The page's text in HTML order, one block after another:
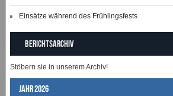
Einsätze während des Frühlingsfests
Berichtsarchiv
Stöbern sie in unserem Archiv!
Jahr 2026